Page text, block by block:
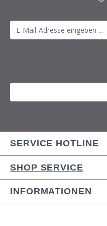
SERVICE HOTLINE
SHOP SERVICE
INFORMATIONEN